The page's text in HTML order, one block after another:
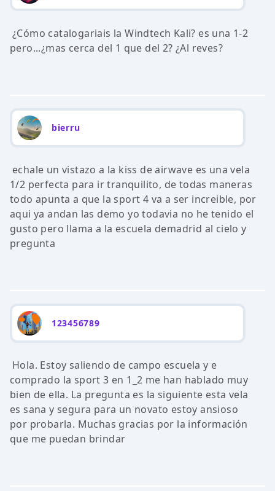
¿Cómo catalogariais la Windtech Kali? es una 1-2
pero...¿mas cerca del 1 que del 2? ¿Al reves?
bierru
echale un vistazo a la kiss de airwave es una vela
1/2 perfecta para ir tranquilito, de todas maneras
todo apunta a que la sport 4 va a ser increible, por
aqui ya andan las demo yo todavia no he tenido el
gusto pero llama a la escuela demadrid al cielo y
pregunta
123456789
Hola. Estoy saliendo de campo escuela y e
comprado la sport 3 en 1_2 me han hablado muy
bien de ella. La pregunta es la siguiente esta vela
es sana y segura para un novato estoy ansioso
por probarla. Muchas gracias por la información
que me puedan brindar